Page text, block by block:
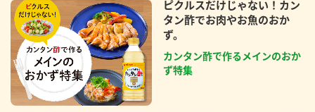
ピクルスだけじゃない！カン
タン酢でお肉やお魚のおか
ず。
カンタン酢で作るメインのおか
ず特集